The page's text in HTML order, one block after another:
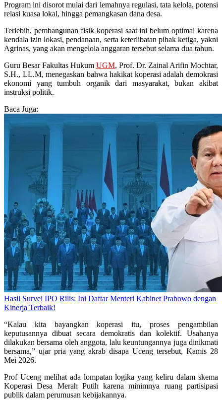
Program ini disorot mulai dari lemahnya regulasi, tata kelola, potensi
relasi kuasa lokal, hingga pemangkasan dana desa.
Terlebih, pembangunan fisik koperasi saat ini belum optimal karena
kendala izin lokasi, pendanaan, serta keterlibatan pihak ketiga, yakni
Agrinas, yang akan mengelola anggaran tersebut selama dua tahun.
Guru Besar Fakultas Hukum UGM, Prof. Dr. Zainal Arifin Mochtar,
S.H., LL.M, menegaskan bahwa hakikat koperasi adalah demokrasi
ekonomi yang tumbuh organik dari masyarakat, bukan akibat
instruksi politik.
Baca Juga:
Hasil Survei IPO Rilis: Ini Daftar Menteri Kabinet Prabowo dengan
Kinerja Terbaik!
“Kalau kita bayangkan koperasi itu, proses pengambilan
keputusannya dibuat secara demokratis dan kolektif. Usahanya
dilakukan bersama oleh anggota, lalu keuntungannya juga dinikmati
bersama,” ujar pria yang akrab disapa Uceng tersebut, Kamis 28
Mei 2026.
Prof Uceng melihat ada lompatan logika yang keliru dalam skema
Koperasi Desa Merah Putih karena minimnya ruang partisipasi
publik dalam perumusan kebijakannya.